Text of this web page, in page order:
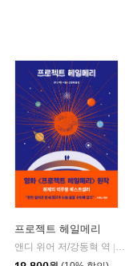
현대지성
프로젝트 헤일메리
앤디 위어 저/강동혁 역